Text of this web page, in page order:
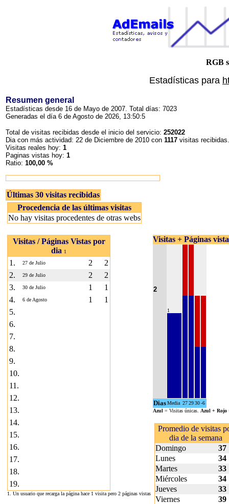
RGB
Estadísticas para
Resumen general
Estadísticas desde 16 de Mayo de 2007. Total días: 7023
Generadas el día 6 de Agosto de 2026, 13:50:5
Total de visitas recibidas desde el inicio del servicio: 252022
Dia con más actividad: 22 de Diciembre de 2010 con 1117 visitas recibidas.
Visitas reales hoy: 1
Paginas vistas hoy: 1
Ratio: 100,00 %
Últimas 30 visitas recibidas
Procedencia de las últimas visitas
No hay visitas procedentes de otras webs
Visitas / Páginas Vistas por
dia 1
1. 27 de Julio 2
2
2.
29 de Julio 2
2
3.
30 de Julio 1
1
4.
6 de Agosto 1
1
5.
6.
7.
8.
9.
10.
11.
12.
13.
14.
15.
16.
17.
18.
19.
1. Un usuario que recarga la página hace 1 visita pero 2 páginas vistas
Visitas + Páginas
2
1
DiasMedia 272930-6
Azul = Visitas únicas. Azul + Rojo
Promedio de visitas
dia de la semana
Domingo
37
Lunes
34
Martes
33
Miércoles
34
Jueves
33
Viernes
39